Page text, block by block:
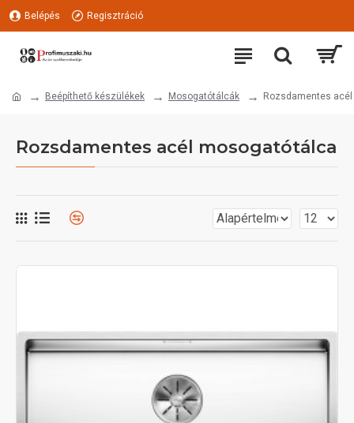
Belépés Regisztráció
Beépíthető készülékek Mosogatótálcák Rozsdamentes
Rozsdamentes acél mosogatótálca